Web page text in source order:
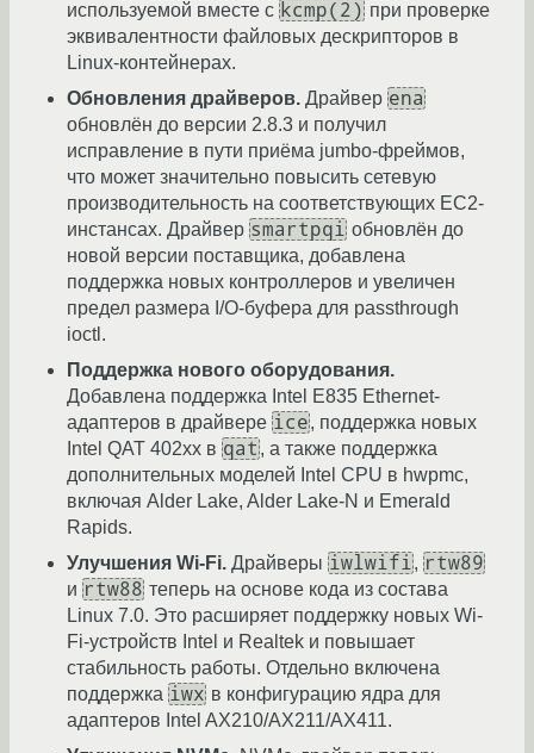
используемой вместе с kcmp(2) при проверке
эквивалентности файловых дескрипторов в
Linux-контейнерах.
Обновления драйверов. Драйвер ena
обновлён до версии 2.8.3 и получил
исправление в пути приёма jumbo-фреймов,
что может значительно повысить сетевую
производительность на соответствующих EC2-
инстансах. Драйвер smartpqi обновлён до
новой версии поставщика, добавлена
поддержка новых контроллеров и увеличен
предел размера I/O-буфера для passthrough
ioctl.
Поддержка нового оборудования.
Добавлена поддержка Intel E835 Ethernet-
адаптеров в драйвере ice, поддержка новых
Intel QAT 402xx в qat , а также поддержка
дополнительных моделей Intel CPU в hwpmc,
включая Alder Lake, Alder Lake-N и Emerald
Rapids.
Улучшения Wi-Fi. Драйверы iwlwifi , rtw89
и rtw88 теперь на основе кода из состава
Linux 7.0. Это расширяет поддержку новых Wi-
Fi-устройств Intel и Realtek и повышает
стабильность работы. Отдельно включена
поддержка iwx в конфигурацию ядра для
адаптеров Intel AX210/AX211/AX411.